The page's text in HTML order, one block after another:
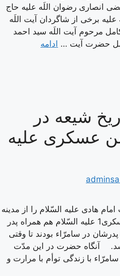
انصاری رضوان اللَه علیه حاج
برخی از شاگردان آیت اللَه
مرحوم آیت اللَه سيد احمد
حضرت آیت … ادامه
شیعه در
عسكرى علیه
هادى علیه السّلام را از مدینه
طلبید، حضرت امام حسن عسكرى1 علیه السّلام هم همراه پدر
در سامرّاء بودند تا وقتى
آنگاه حضرت در این مدّت
با زندگى توأم با مرارت و